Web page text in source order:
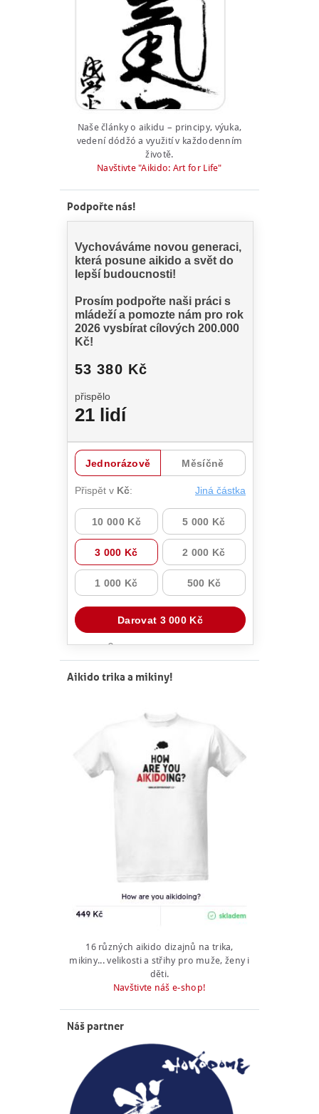
Naše články o aikidu – principy, výuka,
vedení dódžó a využití v každodenním
životě.
Navštivte "Aikido: Art for Life"
Podpořte nás!
Aikido trika a mikiny!
16 různých aikido dizajnů na trika,
mikiny... velikosti a střihy pro muže, ženy i
děti.
Navštivte náš e-shop!
Náš partner